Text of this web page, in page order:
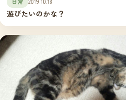
遊びたいのかな？